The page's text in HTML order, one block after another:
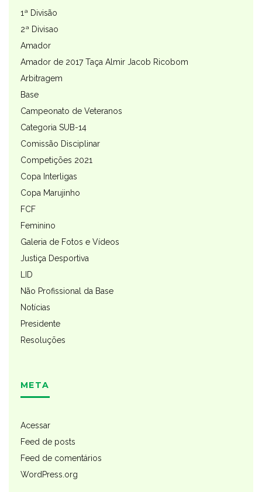
1ª Divisão
2ª Divisao
Amador
Amador de 2017 Taça Almir Jacob Ricobom
Arbitragem
Base
Campeonato de Veteranos
Categoria SUB-14
Comissão Disciplinar
Competições 2021
Copa Interligas
Copa Marujinho
FCF
Feminino
Galeria de Fotos e Vídeos
Justiça Desportiva
LID
Não Profissional da Base
Notícias
Presidente
Resoluções
META
Acessar
Feed de posts
Feed de comentários
WordPress.org